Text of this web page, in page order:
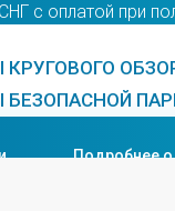
с оплатой при
БЕЗОПАСНОЙ
Подробнее о